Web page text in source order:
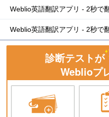
Weblio英語翻訳アプリ - 2秒で
Weblio英語翻訳アプリ - 2秒で
診断テストが
Weblioプ